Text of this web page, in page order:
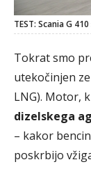
TEST: Scania G
Tokrat smo
utekočinjen
LNG). Motor,
dizelskega
– kakor
poskrbijo